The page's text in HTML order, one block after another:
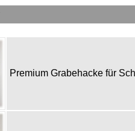
Premium Grabehacke für